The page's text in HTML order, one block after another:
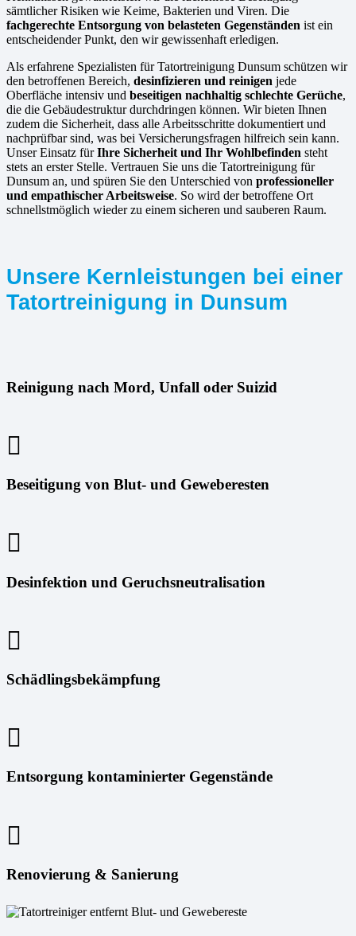
sämtlicher Risiken wie Keime, Bakterien und Viren. Die
fachgerechte Entsorgung von belasteten Gegenständen ist ein
entscheidender Punkt, den wir gewissenhaft erledigen.
Als erfahrene Spezialisten für Tatortreinigung Dunsum schützen wir
den betroffenen Bereich, desinfizieren und reinigen jede
Oberfläche intensiv und beseitigen nachhaltig schlechte Gerüche,
die die Gebäudestruktur durchdringen können. Wir bieten Ihnen
zudem die Sicherheit, dass alle Arbeitsschritte dokumentiert und
nachprüfbar sind, was bei Versicherungsfragen hilfreich sein kann.
Unser Einsatz fürIhre Sicherheit und Ihr Wohlbefinden steht
stets an erster Stelle. Vertrauen Sie uns die Tatortreinigung für
Dunsum an, und spüren Sie den Unterschied von professioneller
und empathischer Arbeitsweise. So wird der betroffene Ort
schnellstmöglich wieder zu einem sicheren und sauberen Raum.
Unsere Kernleistungen bei einer
Tatortreinigung in Dunsum
Reinigung nach Mord, Unfall oder Suizid
Beseitigung von Blut- und Geweberesten
Desinfektion und Geruchsneutralisation
Schädlingsbekämpfung
Entsorgung kontaminierter Gegenstände
Renovierung & Sanierung